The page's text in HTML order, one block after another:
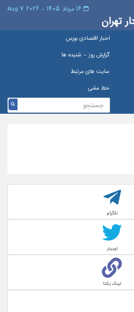
تهران
اخبار اقتصادی بورس
گزارش روز – شنيده ها
سایت های مرتبط
خط مشی
تلگرام
توییتر
لینک یکتا